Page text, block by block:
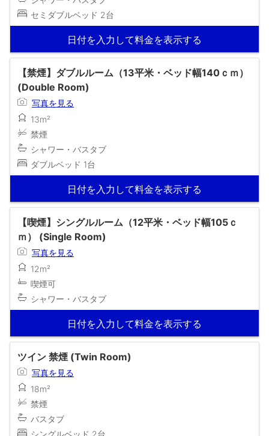
セミダブルベッド 2台
日付を入力して料金を表示する
【禁煙】ダブルルーム（13平米・ベッド幅140ｃｍ）
(Double Room)
写真を見る
13m²
禁煙
シャワー・バスタブ
ダブルベッド 1台
日付を入力して料金を表示する
【喫煙】シングルルーム（12平米・ベッド幅105ｃ
ｍ） (Single Room)
写真を見る
12m²
喫煙可
シャワー・バスタブ
日付を入力して料金を表示する
ツイン 禁煙 (Twin Room)
写真を見る
18m²
禁煙
バスタブ